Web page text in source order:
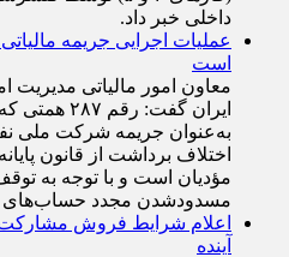
داخلی خبر داد.
عملیات اجرایی جریمه
است
معاون امور مالیاتی
ایران گفت:
به‌عنوان جریمه شرکت ملی
اختلاف برداشت از قانون
مؤدیان است و با توجه به
مسدودشدن مجدد
اعلام شرایط فروش مشارکت
آینده